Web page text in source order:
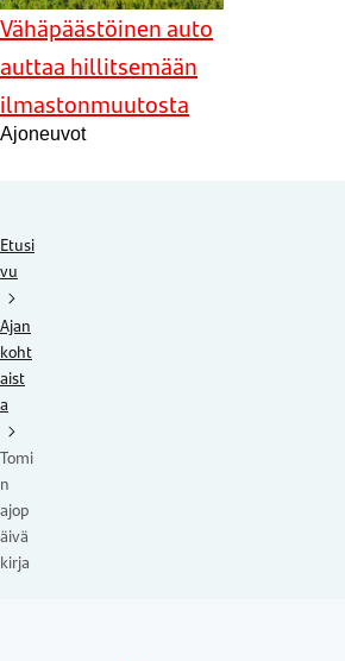
Vähäpäästöinen auto
auttaa hillitsemään
ilmastonmuutosta
Ajoneuvot
Etusi
vu
Ajan
koht
aist
a
Tomi
n
ajop
äivä
kirja